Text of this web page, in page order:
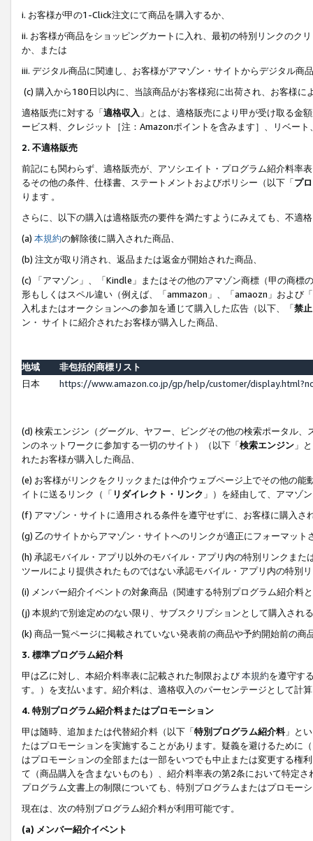
i. お客様が甲の1-Click注文にて商品を購入するか、
ii. お客様が商品をショッピングカートに入れ、最初の特別リンクのク
か、または
iii. デジタル商品に関連し、お客様がアマゾン・サイトからデジタル
(c) 購入から180日以内に、当該商品がお客様宛に出荷され、お客様
適格販売に対する「適格収入 」とは、適格販売により甲が受け取る金
ービス料、クレジット［注：Amazonポイントを含みます］、リベー
2. 不適格販売
前記にも関わらず、適格販売が、アソシエイト・プログラム紹介料率
るその他の条件、仕様書、ステートメントおよびポリシー（以下「プ
ります 。
さらに、以下の購入は適格販売の要件を満たすようにみえても、不適
(a) 本規約の解除後に購入された商品、
(b) 注文が取り消され、返品または返金が開始された商品、
(c) 「アマゾン」、「Kindle」またはその他のアマゾン商標（甲の商
形もしくはスペル違い（例えば、「ammazon」、「amaozn」および
入札またはオークションへの参加を通じて購入した広告（以下、「禁
ン・ サイトに紹介されたお客様が購入した商品、
地域
非包括的商標リスト
日本
https://www.amazon.co.jp/gp/help/customer/
(d) 検索エンジン（グーグル、ヤフー、ビングその他の検索ポータル
ンのネットワークに参加する一切のサイト）（以下「検索エンジン 」
れたお客様が購入した商品、
(e) お客様がリンクをクリックまたは仲介ウェブページ上でその他の
イトに送るリンク（「 リダイレクト・リンク 」）を経由して、アマゾ
(f) アマゾン・サイトに適用される条件を遵守せずに、お客様に購入さ
(g) 乙のサイトからアマゾン・サイトへのリンクが適正にフォーマッ
(h) 承認モバイル・アプリ以外のモバイル・アプリ内の特別リンクま
ツールにより提供されたものではない承認モバイル・アプリ内の特別
(i) メンバー紹介イベントの対象商品（関連する特別プログラム紹介料
(j) 本規約で別途定めのない限り、サブスクリプションとして購入され
(k) 商品一覧ページに掲載されていない発表前の商品や予約開始前の商
3. 標準プログラム紹介料
甲は乙に対し、本紹介料率表に記載された制限および本規約を遵守す
す。）を支払います。紹介料は、適格収入のパーセンテージとして計
4. 特別プログラム紹介料またはプロモーション
甲は随時、追加または代替紹介料（以下「特別プログラム紹介料」と
たはプロモーションを実施することがあります。疑義を避けるために
はプロモーションの全部または一部をいつでも中止または変更する権
て（商品購入を含まないものも）、紹介料率表の第2条において特定
プログラム文書上の制限についても、特別プログラムまたはプロモー
現在は、次の特別プログラム紹介料が利用可能です。
(a) メンバー紹介イベント